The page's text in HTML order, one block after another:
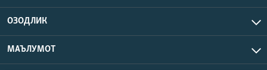
ОЗОДЛИК
МАЪЛУМОТ